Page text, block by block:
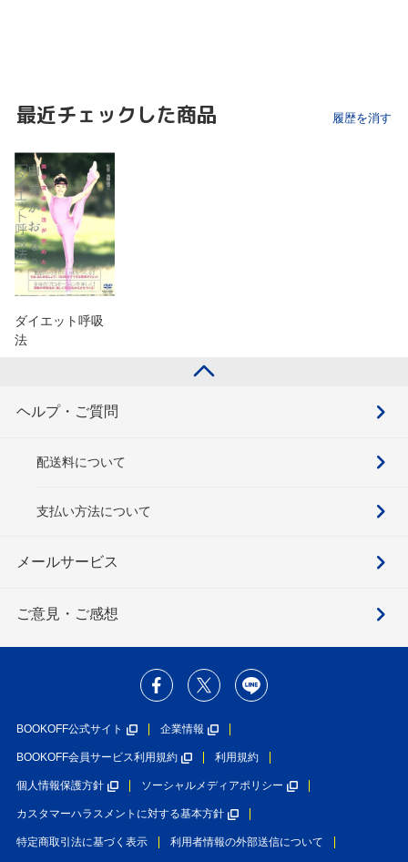
最近チェックした商品 履歴を消す
ダイエット呼吸
法
ヘルプ・ご質問
配送料について
支払い方法について
メールサービス
ご意見・ご感想
BOOKOFF公式サイト 企業情報
BOOKOFF会員サービス利用規約 利用規約
個人情報保護方針 ソーシャルメディアポリシー
カスタマーハラスメントに対する基本方針
特定商取引法に基づく表示 利用者情報の外部送信について